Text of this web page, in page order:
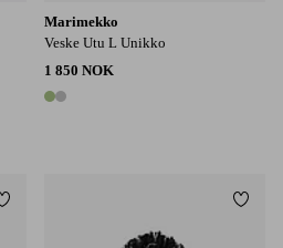
Marimekko
Veske Utu L Unikko
1 850 NOK
2 farger
Legg til favoritter